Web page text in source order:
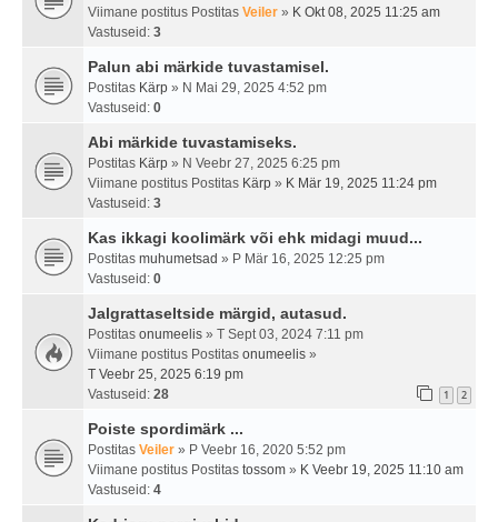
Viimane postitus Postitas Veiler » K Okt 08, 2025 11:25 am
Vastuseid: 3
Palun abi märkide tuvastamisel.
Postitas Kärp » N Mai 29, 2025 4:52 pm
Vastuseid: 0
Abi märkide tuvastamiseks.
Postitas Kärp » N Veebr 27, 2025 6:25 pm
Viimane postitus Postitas Kärp » K Mär 19, 2025 11:24 pm
Vastuseid: 3
Kas ikkagi koolimärk või ehk midagi muud...
Postitas muhumetsad » P Mär 16, 2025 12:25 pm
Vastuseid: 0
Jalgrattaseltside märgid, autasud.
Postitas onumeelis » T Sept 03, 2024 7:11 pm
Viimane postitus Postitas onumeelis »
T Veebr 25, 2025 6:19 pm
Vastuseid: 28 1 2
Poiste spordimärk ...
Postitas Veiler » P Veebr 16, 2020 5:52 pm
Viimane postitus Postitas tossom » K Veebr 19, 2025 11:10 am
Vastuseid: 4